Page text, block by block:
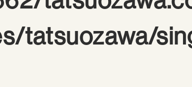
tatsuozawa/